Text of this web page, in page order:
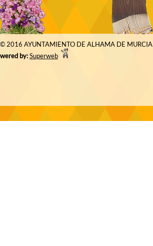
© 2016 AYUNTAMIENTO DE ALHAMA DE MURCIA
by:Superweb